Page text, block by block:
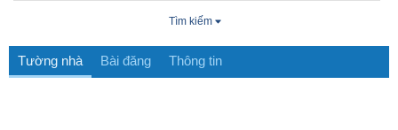
Tìm kiếm
Tường nhà Bài đăng Thông tin